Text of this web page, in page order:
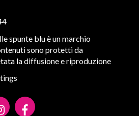
spunte blu è un marchio
sono protetti da
la diffusione e riproduzione